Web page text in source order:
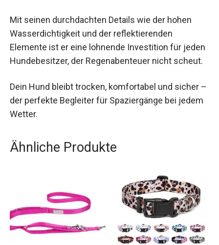
Mit seinen durchdachten Details wie der hohen
Wasserdichtigkeit und der reflektierenden
Elemente ist er eine lohnende Investition für jeden
Hundebesitzer, der Regenabenteuer nicht scheut.
Dein Hund bleibt trocken, komfortabel und sicher –
der perfekte Begleiter für Spaziergänge bei jedem
Wetter.
Ähnliche Produkte